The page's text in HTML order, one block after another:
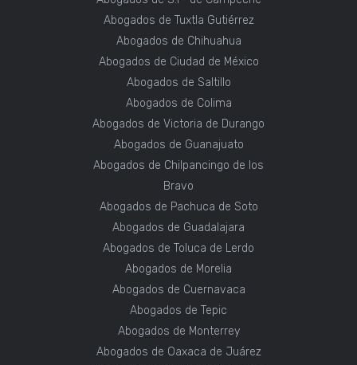
Abogados de Tuxtla Gutiérrez
Abogados de Chihuahua
Abogados de Ciudad de México
Abogados de Saltillo
Abogados de Colima
Abogados de Victoria de Durango
Abogados de Guanajuato
Abogados de Chilpancingo de los
Bravo
Abogados de Pachuca de Soto
Abogados de Guadalajara
Abogados de Toluca de Lerdo
Abogados de Morelia
Abogados de Cuernavaca
Abogados de Tepic
Abogados de Monterrey
Abogados de Oaxaca de Juárez